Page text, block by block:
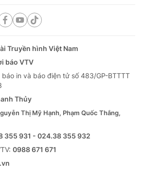
Truyền hình Việt Nam
báo VTV
in và báo điện tử số 483/GP-BTTTT
Thủy
Thị Mỹ Hạnh, Phạm Quốc Thắng,
355 931 - 024.38 355 932
0988 671 671